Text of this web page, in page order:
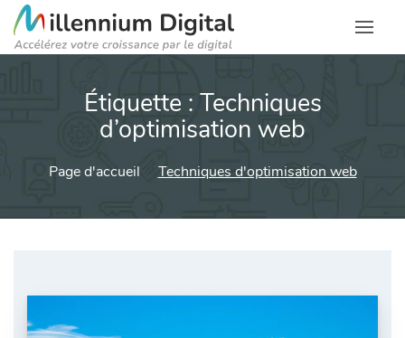
Étiquette : Techniques
d’optimisation web
Page d'accueil Techniques d'optimisation web